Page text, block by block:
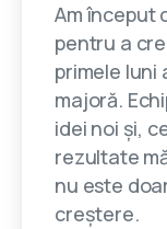
Am început
pentru a
primele luni
majoră.
idei noi și,
rezultate
nu este
creștere.